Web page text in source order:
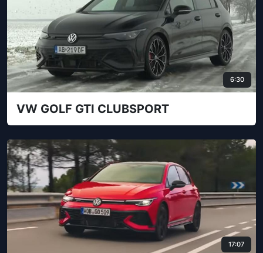
6:30
VW GOLF GTI CLUBSPORT
17:07